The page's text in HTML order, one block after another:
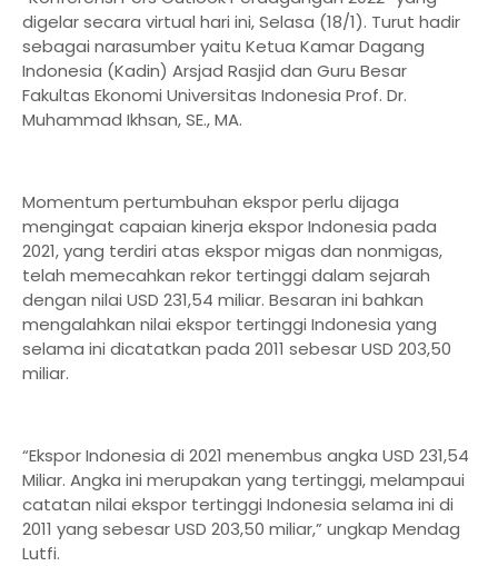
digelar secara virtual hari ini, Selasa (18/1). Turut hadir
sebagai narasumber yaitu Ketua Kamar Dagang
Indonesia (Kadin) Arsjad Rasjid dan Guru Besar
Fakultas Ekonomi Universitas Indonesia Prof. Dr.
Muhammad Ikhsan, SE., MA.
Momentum pertumbuhan ekspor perlu dijaga
mengingat capaian kinerja ekspor Indonesia pada
2021, yang terdiri atas ekspor migas dan nonmigas,
telah memecahkan rekor tertinggi dalam sejarah
dengan nilai USD 231,54 miliar. Besaran ini bahkan
mengalahkan nilai ekspor tertinggi Indonesia yang
selama ini dicatatkan pada 2011 sebesar USD 203,50
miliar.
“Ekspor Indonesia di 2021 menembus angka USD 231,54
Miliar. Angka ini merupakan yang tertinggi, melampaui
catatan nilai ekspor tertinggi Indonesia selama ini di
2011 yang sebesar USD 203,50 miliar,” ungkap Mendag
Lutfi.